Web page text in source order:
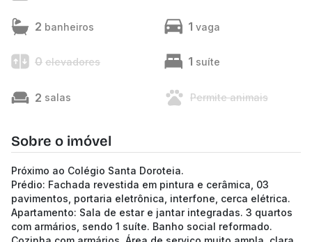
2 banheiros 1 vaga
0 elevadores 1 suíte
2 salas Permite animais
Sobre o imóvel
Próximo ao Colégio Santa Doroteia.
Prédio: Fachada revestida em pintura e cerâmica, 03
pavimentos, portaria eletrônica, interfone, cerca elétrica.
Apartamento: Sala de estar e jantar integradas. 3 quartos
com armários, sendo 1 suíte. Banho social reformado.